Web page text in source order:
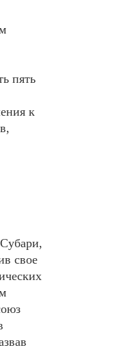
пять
к
свое